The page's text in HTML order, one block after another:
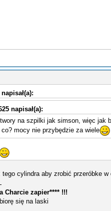
napisał(a):
na szpilki jak simson, więc jak
mocy nie przybędzie za wiele
cylindra aby zrobić przeróbke
Charcie zapier**** !!!
się na laski